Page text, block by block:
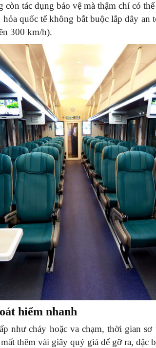
tác dụng bảo vệ mà thậm chí có
quốc tế không bắt buộc lắp dây an
300 km/h).
hiểm nhanh
như cháy hoặc va chạm, thời gian
thêm vài giây quý giá để gỡ ra, đặc